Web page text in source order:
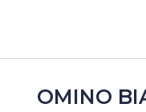
OMINO